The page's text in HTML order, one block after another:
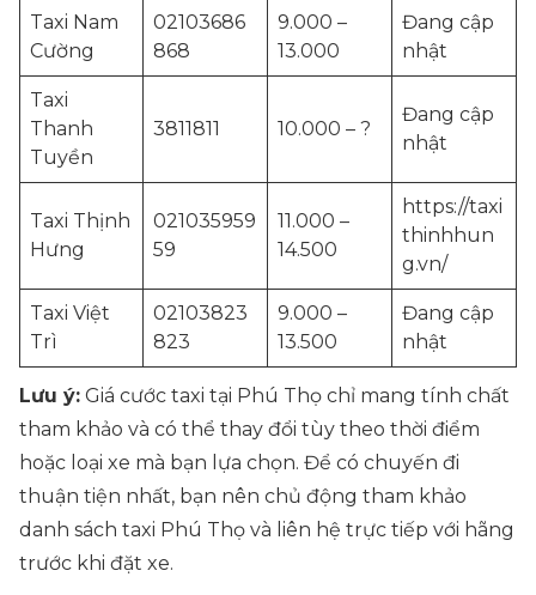
Taxi Nam
Cường
02103686
868
9.000 –
13.000
Đang cập
nhật
Taxi
Thanh
Tuyền
3811811 10.000 – ?
Đang cập
nhật
Taxi Thịnh
Hưng
021035959
59
11.000 –
14.500
https://taxi
thinhhun
g.vn/
Taxi Việt
Trì
02103823
823
9.000 –
13.500
Đang cập
nhật
Lưu ý: Giá cước taxi tại Phú Thọ chỉ mang tính chất
tham khảo và có thể thay đổi tùy theo thời điểm
hoặc loại xe mà bạn lựa chọn. Để có chuyến đi
thuận tiện nhất, bạn nên chủ động tham khảo
danh sách taxi Phú Thọ và liên hệ trực tiếp với hãng
trước khi đặt xe.